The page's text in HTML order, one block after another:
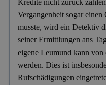
Vergangenheit sogar
musste, wird ein Detektiv
seiner Ermittlungen ans
eigene Leumund kann
werden. Dies ist
Rufschädigungen